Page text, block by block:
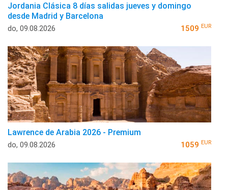
Jordania Clásica 8 días salidas jueves y domingo
desde Madrid y Barcelona
do, 09.08.2026 1509 EUR
Lawrence de Arabia 2026 - Premium
do, 09.08.2026 1059 EUR